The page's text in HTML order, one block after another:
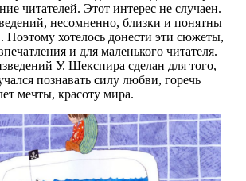
читателей. Этот интерес не случаен.
несомненно, близки и понятны
Поэтому хотелось донести эти сюжеты,
и для маленького читателя.
У. Шекспира сделан для того,
познавать силу любви, горечь
мечты, красоту мира.